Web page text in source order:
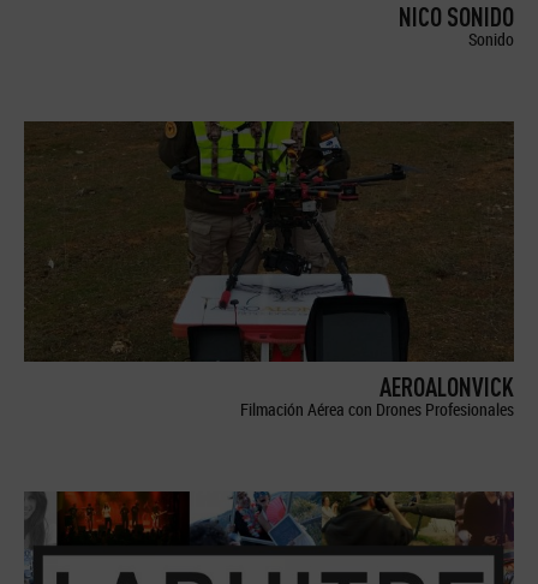
NICO SONIDO
Sonido
AEROALONVICK
Filmación Aérea con Drones Profesionales